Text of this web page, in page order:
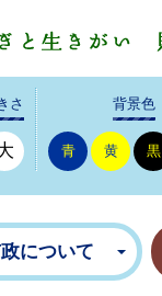
さ 背景色
青 黄 黒
について